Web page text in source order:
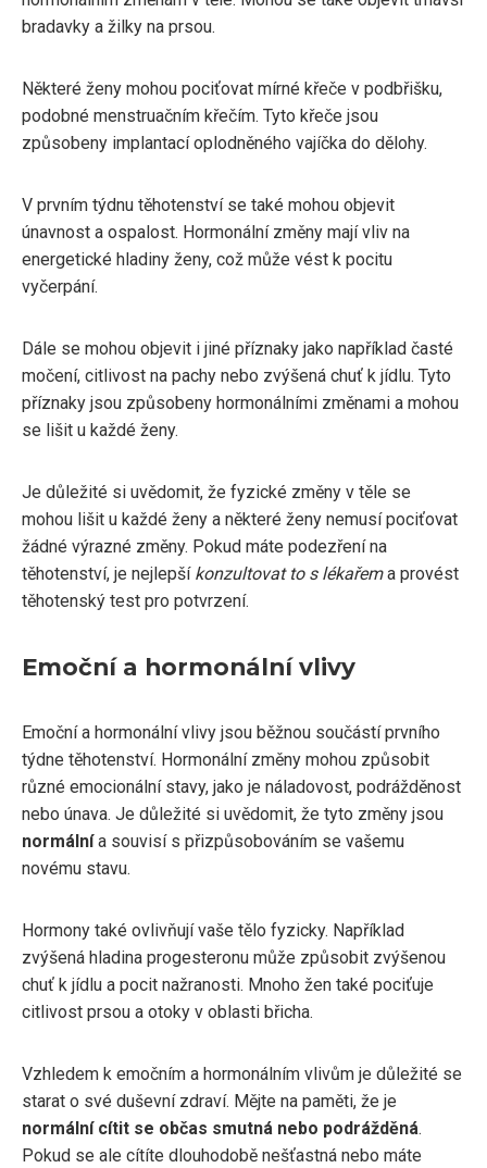
bradavky a žilky na prsou.
Některé ženy mohou pociťovat mírné křeče v podbřišku,
podobné menstruačním křečím. Tyto křeče jsou
způsobeny implantací oplodněného vajíčka do dělohy.
V prvním týdnu těhotenství se také mohou objevit
únavnost a ospalost. Hormonální změny mají vliv na
energetické hladiny ženy, což může vést k pocitu
vyčerpání.
Dále se mohou objevit i jiné příznaky jako například časté
močení, citlivost na pachy nebo zvýšená chuť k jídlu. Tyto
příznaky jsou způsobeny hormonálními změnami a mohou
se lišit u každé ženy.
Je důležité si uvědomit, že fyzické změny v těle se
mohou lišit u každé ženy a některé ženy nemusí pociťovat
žádné výrazné změny. Pokud máte podezření na
těhotenství, je nejlepší konzultovat to s lékařema provést
těhotenský test pro potvrzení.
Emoční a hormonální vlivy
Emoční a hormonální vlivy jsou běžnou součástí prvního
týdne těhotenství. Hormonální změny mohou způsobit
různé emocionální stavy, jako je náladovost, podrážděnost
nebo únava. Je důležité si uvědomit, že tyto změny jsou
normálnía souvisí s přizpůsobováním se vašemu
novému stavu.
Hormony také ovlivňují vaše tělo fyzicky. Například
zvýšená hladina progesteronu může způsobit zvýšenou
chuť k jídlu a pocit nažranosti. Mnoho žen také pociťuje
citlivost prsou a otoky v oblasti břicha.
Vzhledem k emočním a hormonálním vlivům je důležité se
starat o své duševní zdraví. Mějte na paměti, že je
normální cítit se občas smutná nebo podrážděná.
Pokud se ale cítíte dlouhodobě nešťastná nebo máte